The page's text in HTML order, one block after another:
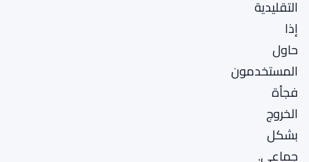
التقليدية
إذا
حاول
المستخدمون
فجأة
الخروج
بشكل
جماعي.